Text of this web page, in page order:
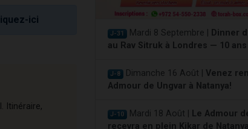
ici
Itinéraire,
J-31 Mardi 8 Septembre |
Dinner
au Rav Sitruk à Londres — 10
J-8 Dimanche 16 Août | Venez
Admour de Ungvar à Natanya!
J-10 Mardi 18 Août |
Le Admour
recevra en plein Kikar de